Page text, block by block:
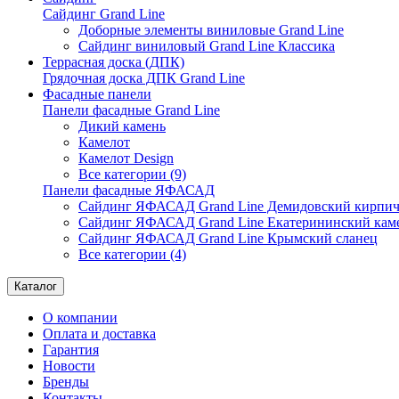
Сайдинг Grand Line
Доборные элементы виниловые Grand Line
Сайдинг виниловый Grand Line Классика
Террасная доска (ДПК)
Грядочная доска ДПК Grand Line
Фасадные панели
Панели фасадные Grand Line
Дикий камень
Камелот
Камелот Design
Все категории (9)
Панели фасадные ЯФАСАД
Сайдинг ЯФАСАД Grand Line Демидовский кирпич
Сайдинг ЯФАСАД Grand Line Екатерининский
Сайдинг ЯФАСАД Grand Line Крымский сланец
Все категории (4)
Каталог
О компании
Оплата и доставка
Гарантия
Новости
Бренды